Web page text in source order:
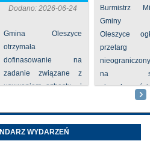
Dodano: 2026-06-24
Gmina Oleszyce
otrzymała
dofinasowanie na
zadanie związane z
usuwaniem azbestu i
azbest w ramach
programu
priorytetowego
Burmistrz
Gminy
Oleszyce
przetarg
nieograniczony
na
nieruchomości nr
Oleszycach
Orzeszkowej.
informacji ...
WYDARZEŃ